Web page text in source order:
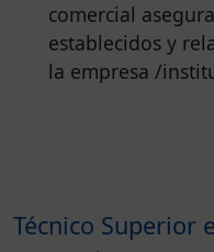
comercial
establecidos y
la empresa /
Técnico Superior